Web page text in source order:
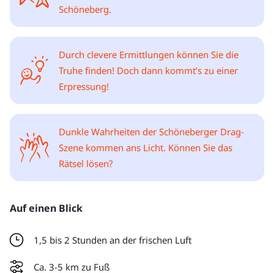
Schöneberg.
Durch clevere Ermittlungen können Sie die
Truhe finden! Doch dann kommt’s zu einer
Erpressung!
Dunkle Wahrheiten der Schöneberger Drag-
Szene kommen ans Licht. Können Sie das
Rätsel lösen?
Auf einen Blick
1,5 bis 2 Stunden an der frischen Luft
Ca. 3-5 km zu Fuß